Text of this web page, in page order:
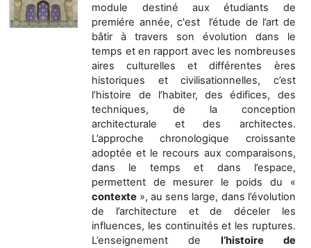
module destiné aux étudiants de
premiére année, c'est l’étude de l’art de
bâtir à travers son évolution dans le
temps et en rapport avec les nombreuses
aires culturelles et différentes ères
historiques et civilisationnelles, c’est
l’histoire de l’habiter, des édifices, des
techniques, de la conception
architecturale et des architectes.
L’approche chronologique croissante
adoptée et le recours aux comparaisons,
dans le temps et dans l’espace,
permettent de mesurer le poids du «
contexte », au sens large, dans l’évolution
de l’architecture et de déceler les
influences, les continuités et les ruptures.
L’enseignement de l’histoire de